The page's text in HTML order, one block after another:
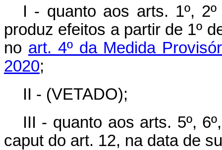
I - quanto aos arts. 1º,
produz efeitos a partir de 1º
no art. 4º da Medida
2020;
II - (VETADO);
III - quanto aos arts. 5º,
caput do art. 12, na data de